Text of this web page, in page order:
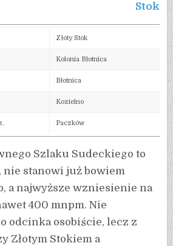
Stok
Złoty Stok
Kolonia Błotnica
Błotnica
Kozielno
Paczków
Szlaku Sudeckiego to
stanowi już bowiem
a najwyższe wzniesienie na
400 mnpm. Nie
odcinka osobiście, lecz z
Złotym Stokiem a